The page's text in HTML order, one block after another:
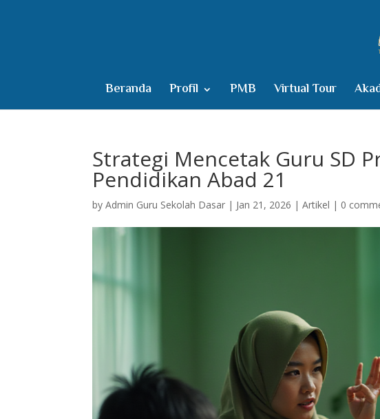
Beranda Profil PMB Virtual Tour
Strategi Mencetak Guru SD
Pendidikan Abad 21
byAdmin Guru Sekolah Dasar | Jan 21, 2026 |Artikel | 0